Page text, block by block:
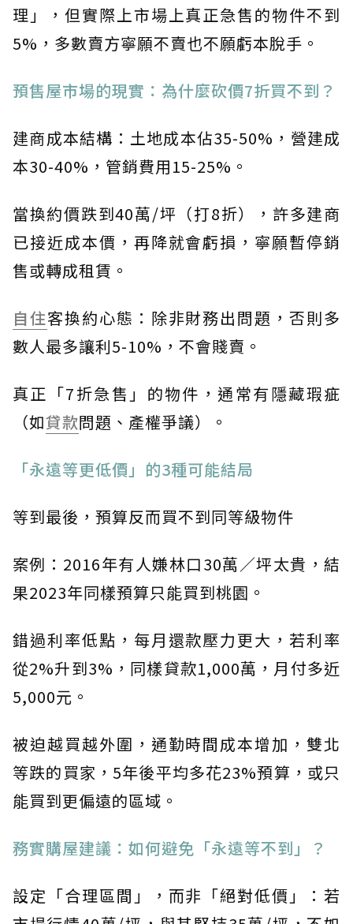
理」，但實際上市場上真正急售的物件不到
5%，多數賣方寧願不賣也不願虧本脫手。
預售屋市場的現實：為什麼砍價7折買不到？
建商成本結構：土地成本佔35-50%，營建成
本30-40%，管銷費用15-25%。
當換約價跌到40萬/坪（打8折），許多建商
已接近成本價，再降就會虧損，寧願暫停銷
售或轉成租賃。
自住客換約心態：除非財務出問題，否則多
數人最多讓利5-10%，不會賤賣。
真正「7折急售」的物件，通常有隱藏瑕疵
（如貸款問題、產權爭議）。
「永遠等更低價」的3種可能結局
等到最後，預算反而買不到同等級物件
案例：2016年有人嫌林口30萬／坪太貴，結
果2023年同樣預算只能買到桃園。
錯過利率低點，每月還款壓力更大，若利率
從2%升到3%，同樣貸款1,000萬，月付多近
5,000元。
被迫越買越外圍，通勤時間成本增加，雙北
等跌的買家，5年後平均多花23%預算，或只
能買到更偏遠的區域。
務實購屋建議：如何避免「永遠等不到」？
設定「合理區間」，而非「絕對低價」：若